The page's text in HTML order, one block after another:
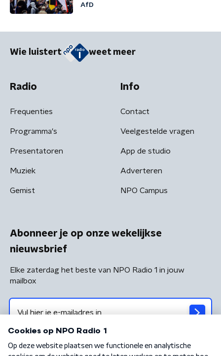
AfD
Wie luistert weet meer
Radio
Frequenties
Programma's
Presentatoren
Muziek
Gemist
Info
Contact
Veelgestelde vragen
App de studio
Adverteren
NPO Campus
Abonneer je op onze wekelijkse
nieuwsbrief
Elke zaterdag het beste van NPO Radio 1 in jouw
mailbox